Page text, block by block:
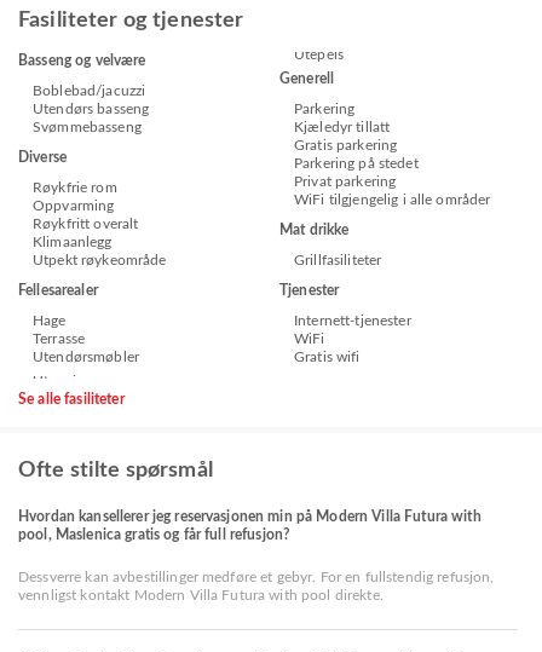
Fasiliteter og tjenester
Basseng og velvære
Boblebad/jacuzzi
Utendørs basseng
Svømmebasseng
Diverse
Røykfrie rom
Oppvarming
Røykfritt overalt
Klimaanlegg
Utpekt røykeområde
Fellesarealer
Hage
Terrasse
Utendørsmøbler
Utepeis
Generell
Parkering
Kjæledyr tillatt
Gratis parkering
Parkering på stedet
Privat parkering
WiFi tilgjengelig i alle områder
Mat drikke
Grillfasiliteter
Tjenester
Internett-tjenester
WiFi
Gratis wifi
Se alle fasiliteter
Ofte stilte spørsmål
Hvordan kansellerer jeg reservasjonen min på Modern Villa Futura with
pool, Maslenica gratis og får full refusjon?
Dessverre kan avbestillinger medføre et gebyr. For en fullstendig refusjon,
vennligst kontakt Modern Villa Futura with pool direkte.